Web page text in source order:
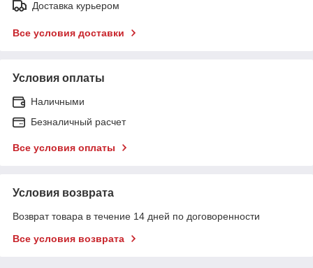
Доставка курьером
Все условия доставки
Условия оплаты
Наличными
Безналичный расчет
Все условия оплаты
Условия возврата
Возврат товара в течение 14 дней по договоренности
Все условия возврата